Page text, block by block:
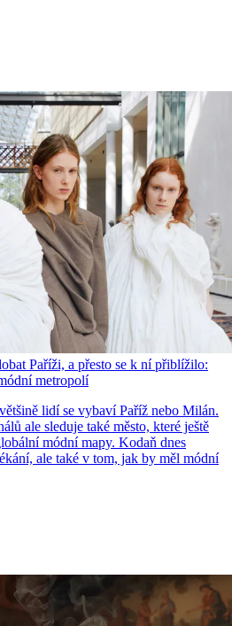
Paříži, a přesto se k ní přiblížilo:
metropolí
lidí se vybaví Paříž nebo Milán.
ale sleduje také město, které ještě
módní mapy. Kodaň dnes
ale také v tom, jak by měl módní